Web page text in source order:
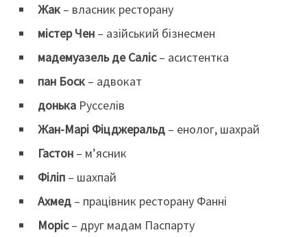
Жак – власник ресторану
містер Чен – азійський бізнесмен
мадемуазель де Саліс– асистентка
пан Боск – адвокат
донька Русселів
Жан-Марі Фіцджеральд – енолог, шахрай
Гастон – м’ясник
Філіп – шахпай
Ахмед – працівник ресторану Фанні
Моріс– друг мадам Паспарту